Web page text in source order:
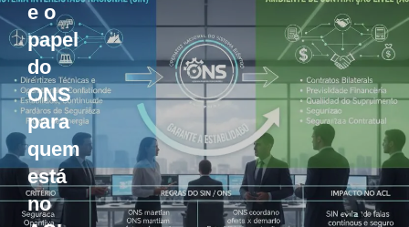
e o
papel
do
ONS
para
quem
está
no